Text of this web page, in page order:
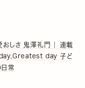
おしさ 鬼澤礼門 ｜ 連載
day 子ど
日常